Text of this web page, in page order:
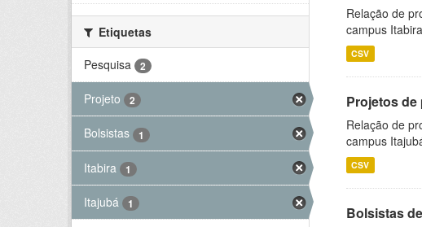
Etiquetas
Pesquisa
2
Projeto 2
Bolsistas 1
Itabira 1
Itajubá 1
Relação de
campus
CSV
Projetos de
Relação de
campus
CSV
Bolsistas